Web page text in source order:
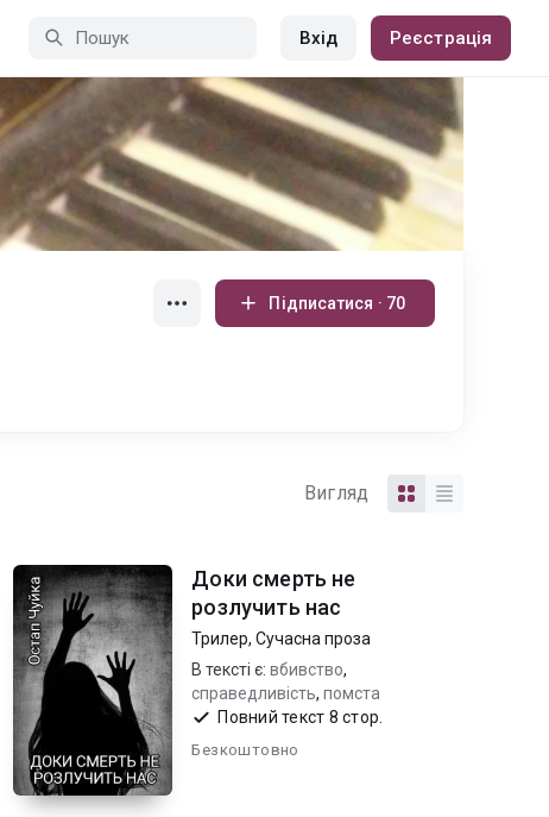
Вхід Реєстрація
Підписатися · 70
Вигляд
Доки смерть не
розлучить нас
Трилер,Сучасна проза
В тексті є:вбивство,
справедливість,помста
Повний текст 8 стор.
Безкоштовно